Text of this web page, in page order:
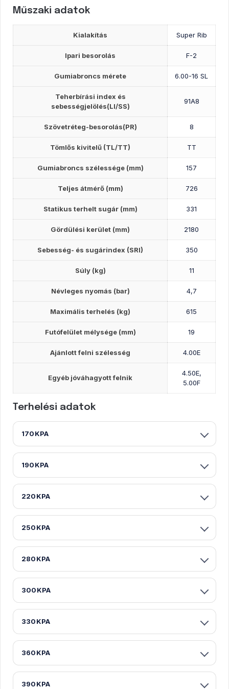
Műszaki adatok
Kialakítás Super Rib
Ipari besorolás F-2
Gumiabroncs mérete 6.00-16 SL
Teherbírási index és
sebességjelölés(LI/SS)
91A8
Szövetréteg-besorolás(PR) 8
Tömlős kivitelű (TL/TT) TT
Gumiabroncs szélessége (mm) 157
Teljes átmérő (mm) 726
Statikus terhelt sugár (mm) 331
Gördülési kerület (mm) 2180
Sebesség- és sugárindex (SRI) 350
Súly (kg) 11
Névleges nyomás (bar) 4,7
Maximális terhelés (kg) 615
Futófelület mélysége (mm) 19
Ajánlott felni szélesség 4.00E
Egyéb jóváhagyott felnik
4.50E,
5.00F
Terhelési adatok
170KPA
190KPA
220KPA
250KPA
280KPA
300KPA
330KPA
360KPA
390KPA